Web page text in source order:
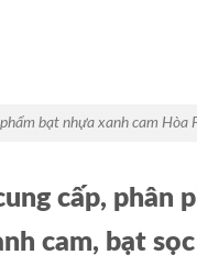
bạt nhựa xanh cam Hòa
cấp, phân
cam, bạt